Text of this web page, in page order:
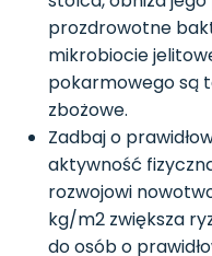
prozdrowotne
mikrobiocie
pokarmowego są
zbożowe.
Zadbaj o
aktywność
rozwojowi
kg/m2 zwiększa
do osób o